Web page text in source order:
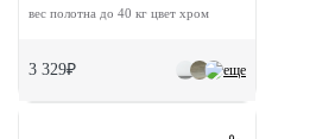
еще
вес полотна до 40 кг цвет хром
3 329₽